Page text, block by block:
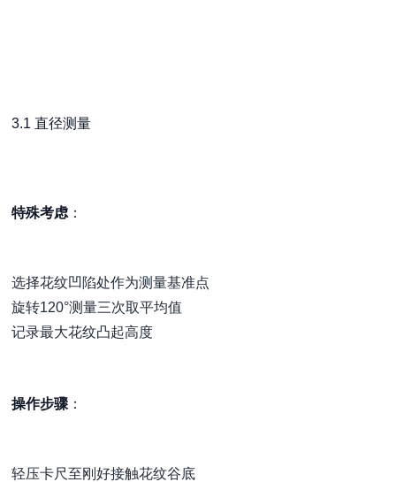
3.1 直径测量
特殊考虑 ：
选择花纹凹陷处作为测量基准点
旋转120°测量三次取平均值
记录最大花纹凸起高度
操作步骤 ：
轻压卡尺至刚好接触花纹谷底